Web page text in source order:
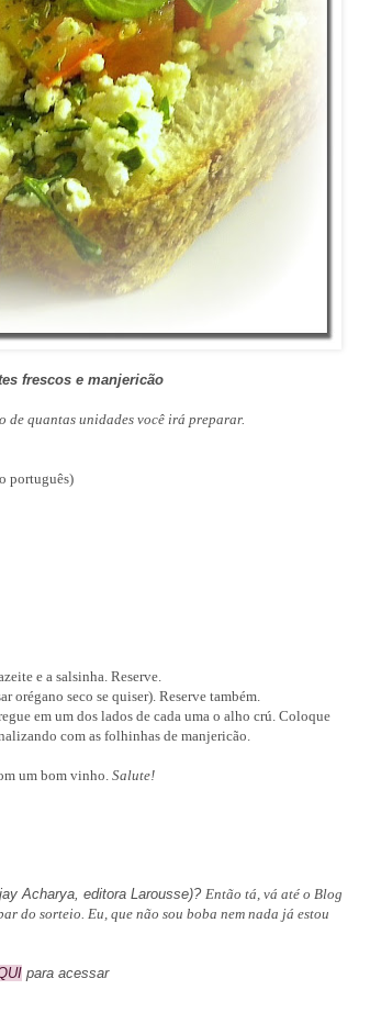
frescos e manjericão
quantas unidades você irá preparar.
português)
e a salsinha. Reserve.
orégano seco se quiser). Reserve também.
em um dos lados de cada uma o alho crú. Coloque
com as folhinhas de manjericão.
um bom vinho. Salute!
Acharya, editora Larousse)? Então tá, vá até o Blog
do sorteio. Eu, que não sou boba nem nada já estou
para acessar